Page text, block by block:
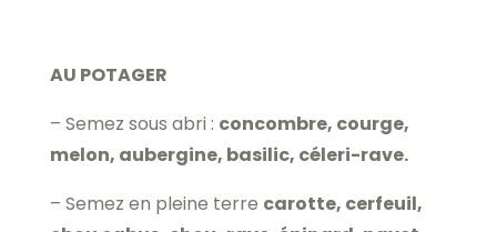
AU POTAGER
– Semez sous abri : concombre, courge,
melon, aubergine, basilic, céleri-rave.
– Semez en pleine terre carotte, cerfeuil,